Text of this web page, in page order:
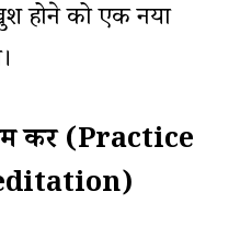
होने को एक नया
करें (Practice